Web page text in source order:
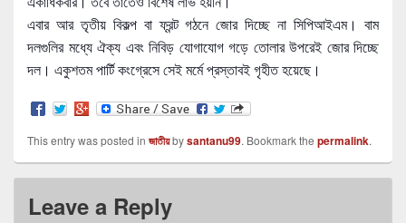
এবার আর তৃতীয় বিকল্প বা ফ্রন্ট গঠনে জোর দিচ্ছে না সিপিআইএম। বাম
দলগুলির মধ্যে ঐক্য এবং নিবিড় যোগাযোগ গড়ে তোলার উপরেই জোর দিচ্ছে
দল। একুশতম পার্টি কংগ্রেসে সেই মর্মে প্রস্তাবই গৃহীত হয়েছে।
This entry was posted in জাতীয়bysantanu99. Bookmark the permalink.
Leave a Reply